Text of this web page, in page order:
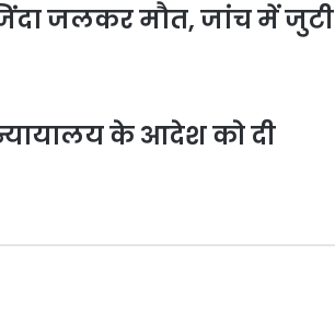
जलकर मौत, जांच में जुटी
न्यायालय के आदेश को दी